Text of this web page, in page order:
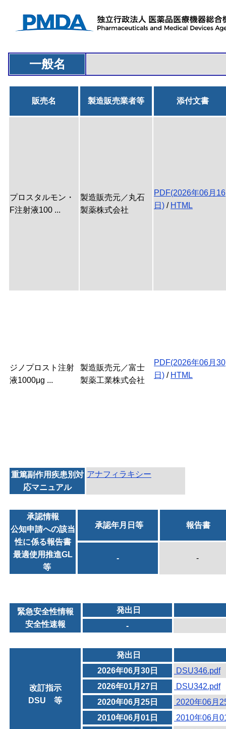
一般名
販売名 製造販売業者等 添付文書
プロスタルモン・
F注射液100 ...
製造販売元／丸石
製薬株式会社
PDF(2026年06月16
日) / HTML
ジノプロスト注射
液1000μg ...
製造販売元／富士
製薬工業株式会社
PDF(2026年06月30
日) / HTML
重篤副作用疾患別対
応マニュアル
アナフィラキシー
承認情報
公知申請への該当
性に係る報告書
最適使用推進GL
等
承認年月日等 報告書
- -
緊急安全性情報
安全性速報
発出日
-
改訂指示
DSU 等
発出日
2026年06月30日
DSU346.pdf
2026年01月27日
DSU342.pdf
2020年06月25日
2020年06月
2010年06月01日
2010年06月